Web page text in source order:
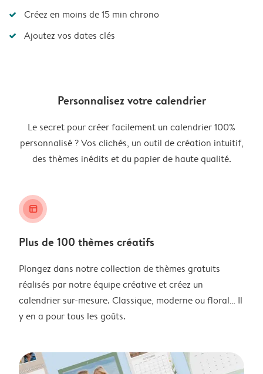
Créez en moins de 15 min chrono
Ajoutez vos dates clés
Personnalisez votre calendrier
Le secret pour créer facilement un calendrier 100%
personnalisé ? Vos clichés, un outil de création intuitif,
des thèmes inédits et du papier de haute qualité.
layout_alt
Plus de 100 thèmes créatifs
Plongez dans notre collection de thèmes gratuits
réalisés par notre équipe créative et créez un
calendrier sur-mesure. Classique, moderne ou floral… Il
y en a pour tous les goûts.